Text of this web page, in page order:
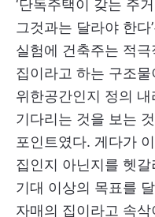
‘단독주택이 갖는 주
그것과는 달라야 한
실험에 건축주는 적
집이라고 하는 구조
위한공간인지 정의
기다리는 것을 보는
포인트였다. 게다가
집인지 아닌지를 헷
기대 이상의 목표를
자매의 집이라고 속